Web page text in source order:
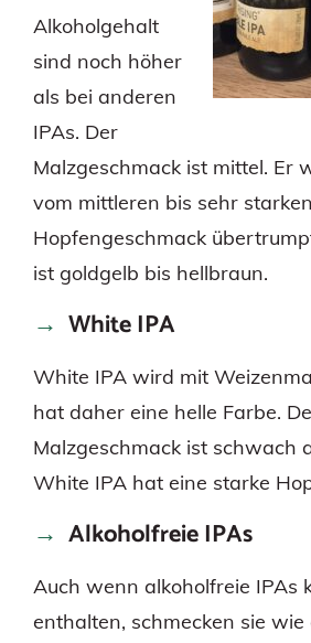
Alkoholgehalt
sind noch höher
als bei anderen
IPAs. Der
Malzgeschmack ist mittel. Er
vom mittleren bis sehr starken
Hopfengeschmack
ist goldgelb bis hellbraun.
White IPA
White IPA wird mit
hat daher eine helle Farbe.
Malzgeschmack ist schwach
White IPA hat eine starke
Alkoholfreie IPAs
Auch wenn alkoholfreie IPAs
enthalten, schmecken sie wie